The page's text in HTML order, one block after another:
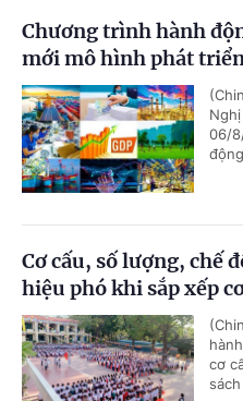
Chương trình hành
mới mô hình phát
06/
Cơ cấu, số lượng, chế
hiệu phó khi sắp xếp
cơ